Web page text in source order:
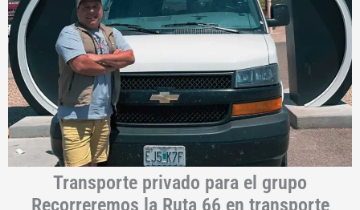
Transporte privado para el grupo
Recorreremos la Ruta 66 en transporte